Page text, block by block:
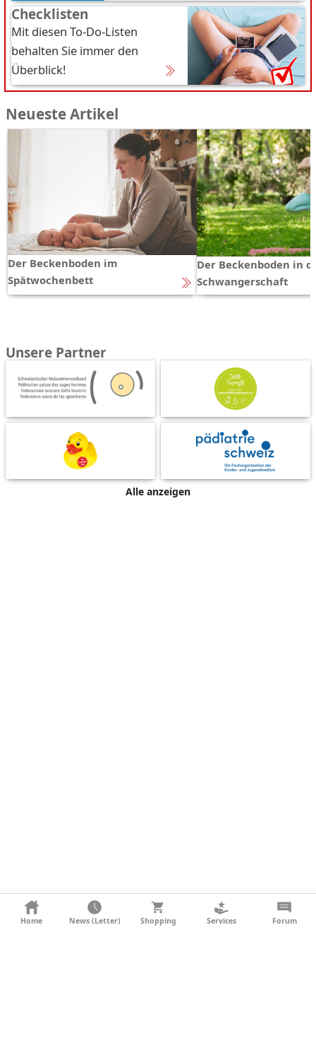
Checklisten
Mit diesen To-Do-Listen
behalten Sie immer den
Überblick!
Neueste Artikel
Der Beckenboden im
Spätwochenbett
Der Beckenboden in
Schwangerschaft
Unsere Partner
Alle anzeigen
KONTAKT
Home News (Letter) Shopping Services Forum